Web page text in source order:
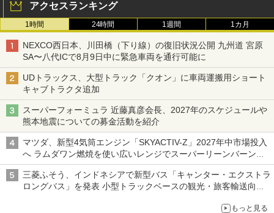
アクセスランキング
1時間 24時間 1週間 1カ月
NEXCO西日本、川田橋（下り線）の復旧状況公開 九州道 宮原
SA〜八代ICで8月9日中に緊急車両を通行可能に
UDトラックス、大型トラック「クオン」に車両運搬用ショート
キャブトラクタ追加
スーパーフォーミュラ 近藤真彦会長、2027年のスケジュールや
熊本地震についての募金活動を紹介
マツダ、新型4気筒エンジン「SKYACTIV-Z」2027年中市場投入
へ ラムダワン燃焼を使い広いレンジでスーパーリーンバーン燃
焼を実現
三菱ふそう、インドネシアで新型バス「キャンター・エクストラ
ロングバス」を発表 小型トラックベースの観光・旅客輸送向け
もっと見る